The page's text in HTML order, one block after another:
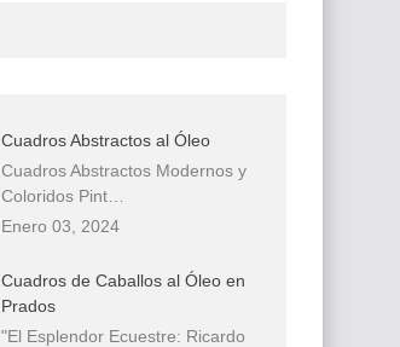
Cuadros Abstractos al Óleo
Cuadros Abstractos Modernos y
Coloridos Pint…
Enero 03, 2024
Cuadros de Caballos al Óleo en
Prados
"El Esplendor Ecuestre: Ricardo